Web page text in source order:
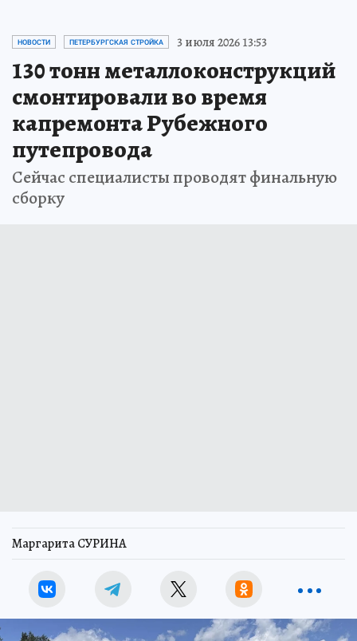
НОВОСТИ ПЕТЕРБУРГСКАЯ СТРОЙКА 3 июля 2026 13:53
130 тонн металлоконструкций
смонтировали во время
капремонта Рубежного
путепровода
Сейчас специалисты проводят финальную
сборку
Маргарита СУРИНА